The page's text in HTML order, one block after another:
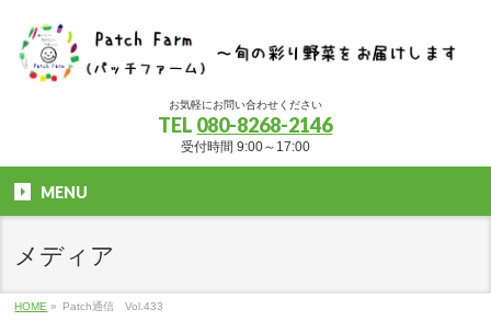
お気軽にお問い合わせください
TEL 080-8268-2146
受付時間 9:00～17:00
MENU
メディア
HOME » Patch通信 Vol.433